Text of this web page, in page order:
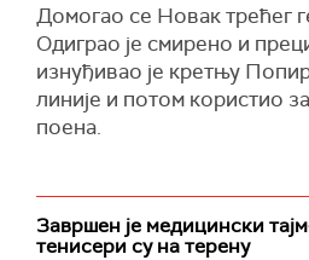
Домогао се Новак трећег
Одиграо је смирено и
изнуђивао је кретњу
линије и потом користио
поена.
Завршен је медицински
тенисери су на терену